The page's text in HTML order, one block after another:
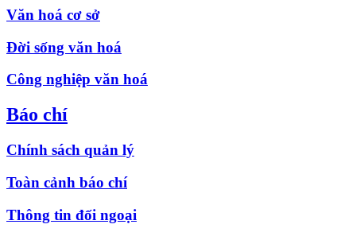
Văn hoá cơ sở
Đời sống văn hoá
Công nghiệp văn hoá
Báo chí
Chính sách quản lý
Toàn cảnh báo chí
Thông tin đối ngoại